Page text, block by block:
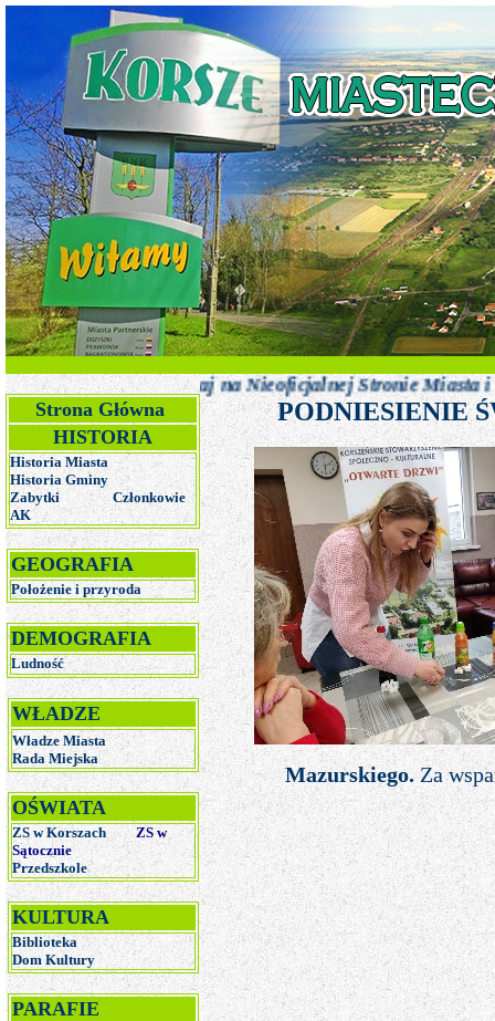
Strona Główna
HISTORIA
Historia Miasta
Historia Gminy
Zabytki
Członkowie
AK
GEOGRAFIA
Położenie i przyroda
DEMOGRAFIA
Ludność
WŁADZE
Władze Miasta
Rada Miejska
OŚWIATA
ZS w Korszach
ZS w
Sątocznie
Przedszkole
KULTURA
Biblioteka
Dom Kultury
PARAFIE
Stronie Miasta i Gminy Korsze!!!
PODNIESIENIE
Mazurskiego.Za